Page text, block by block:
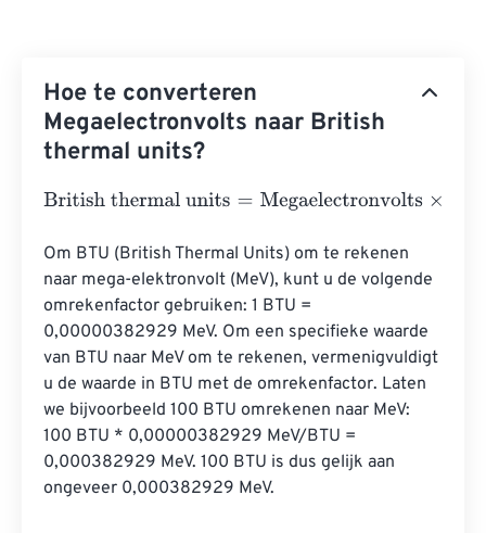
Hoe te converteren
Megaelectronvolts naar British
thermal units?
British thermal units=Megaelectronvolts×
Om BTU (British Thermal Units) om te rekenen
naar mega-elektronvolt (MeV), kunt u de volgende
omrekenfactor gebruiken: 1 BTU =
0,00000382929 MeV. Om een ​​specifieke waarde
van BTU naar MeV om te rekenen, vermenigvuldigt
u de waarde in BTU met de omrekenfactor. Laten
we bijvoorbeeld 100 BTU omrekenen naar MeV:
100 BTU * 0,00000382929 MeV/BTU =
0,000382929 MeV. 100 BTU is dus gelijk aan
ongeveer 0,000382929 MeV.